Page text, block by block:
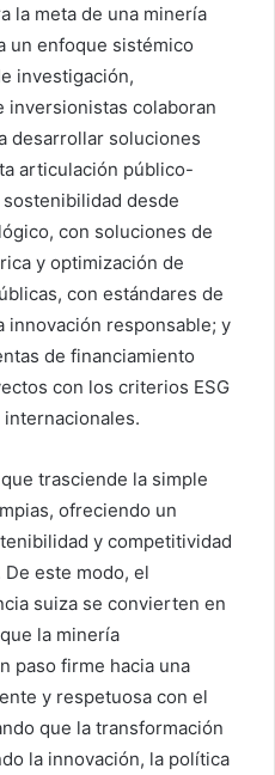
la meta de una minería
un enfoque sistémico
investigación,
inversionistas colaboran
desarrollar soluciones
articulación público-
desde
con soluciones de
y optimización de
con estándares de
innovación responsable; y
de financiamiento
con los criterios ESG
trasciende la simple
ofreciendo un
y competitividad
este modo, el
suiza se convierten en
la minería
paso firme hacia una
y respetuosa con el
que la transformación
la innovación, la política